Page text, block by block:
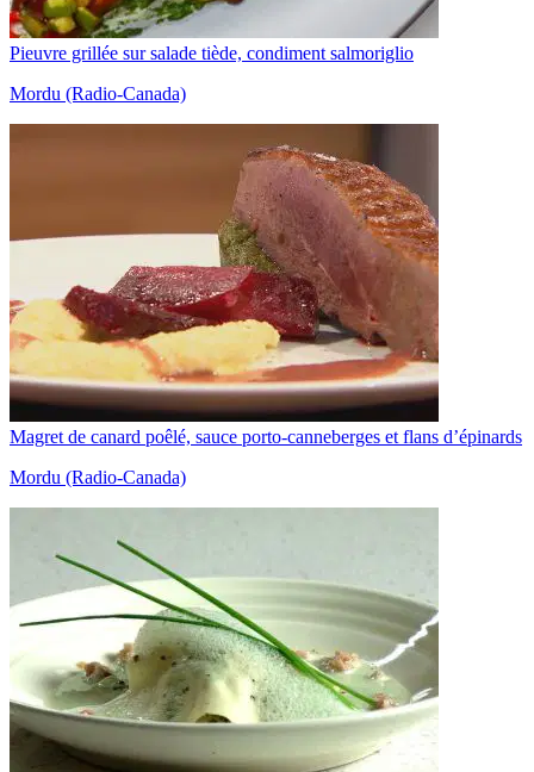
Pieuvre grillée sur salade tiède, condiment salmoriglio
Mordu (Radio-Canada)
Magret de canard poêlé, sauce porto-canneberges et flans d’épinards
Mordu (Radio-Canada)